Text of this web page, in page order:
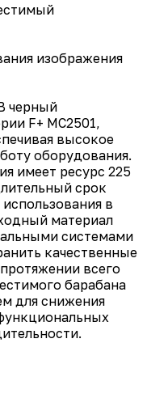
изображения
черный
F+ MC2501,
высокое
оборудования.
имеет ресурс 225
срок
в
материал
системами
качественные
всего
барабана
для снижения